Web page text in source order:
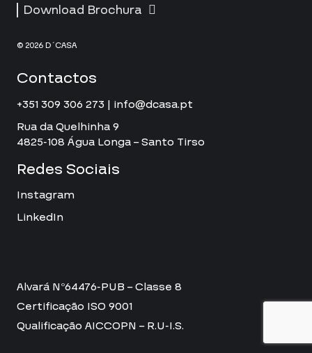
Download Brochura
© 2026 D´CASA
Contactos
+351 309 306 273 | info@dcasa.pt
Rua da Quelhinha 9
4825-108 Água Longa – Santo Tirso
Redes Sociais
Instagram
LinkedIn
Alvará Nº64476-PUB – Classe 8
Certificação ISO 9001
Qualificação AICCOPN – R.U-I.S.